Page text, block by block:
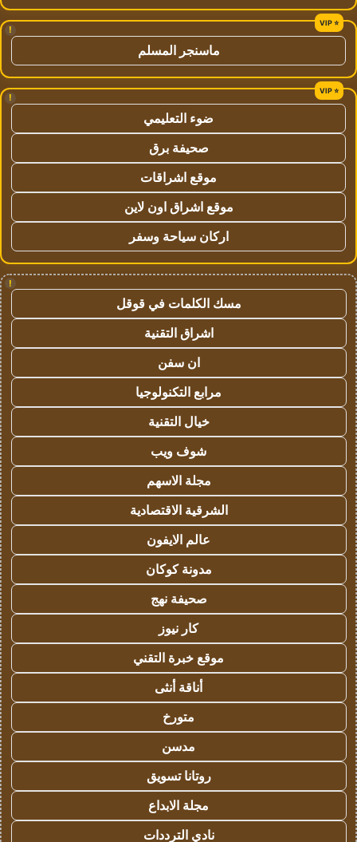
!
ماسنجر المسلم
!
ضوء التعليمي
صحيفة برق
موقع اشراقات
موقع اشراق اون لاين
اركان سياحة وسفر
!
مسك الكلمات في قوقل
اشراق التقنية
ان سفن
مرابع التكنولوجيا
خيال التقنية
شوف ويب
مجلة الاسهم
الشرقية الاقتصادية
عالم الايفون
مدونة كوكان
صحيفة نهج
كار نيوز
موقع خبرة التقني
أناقة أنثى
متورخ
مدسن
روتانا تسويق
مجلة الابداع
نادي الترددات